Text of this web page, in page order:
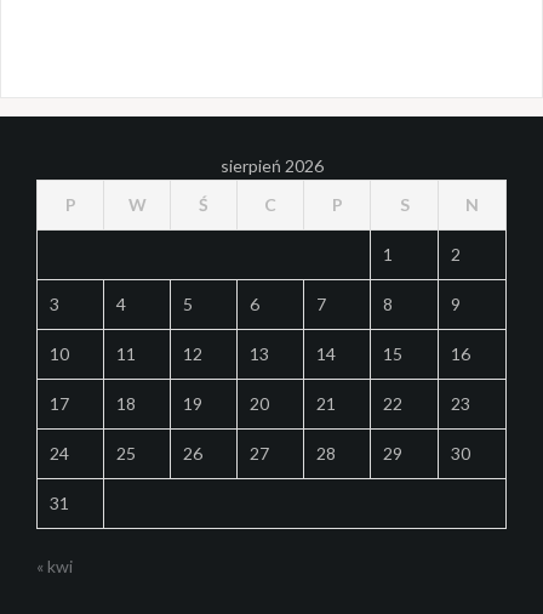
sierpień 2026
P
W Ś C P S N
1 2
3 4 5 6 7 8 9
10 11 12 13 14 15 16
17 18 19 20 21 22 23
24 25 26 27 28 29 30
31
« kwi